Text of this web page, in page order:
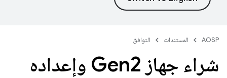
AOSP المستندات التوافق
شراء جهاز Gen2 وإعداده